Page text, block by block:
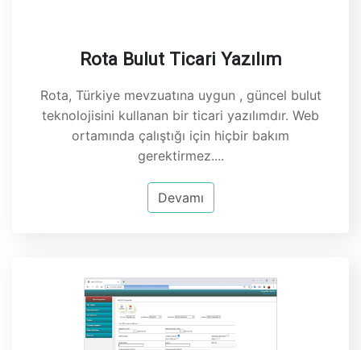
Rota Bulut Ticari Yazılım
Rota, Türkiye mevzuatına uygun , güncel bulut
teknolojisini kullanan bir ticari yazılımdır. Web
ortamında çalıştığı için hiçbir bakım
gerektirmez....
Devamı